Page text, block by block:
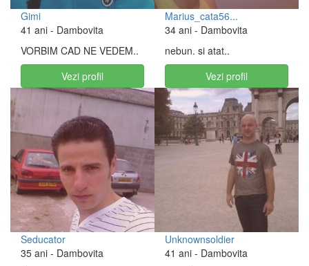
Gimi
41 ani - Dambovita
VORBIM CAD NE VEDEM..
Vezi profil
Marius_cata56...
34 ani - Dambovita
nebun. si atat..
Vezi profil
Seducator
35 ani - Dambovita
Unknownsoldier
41 ani - Dambovita